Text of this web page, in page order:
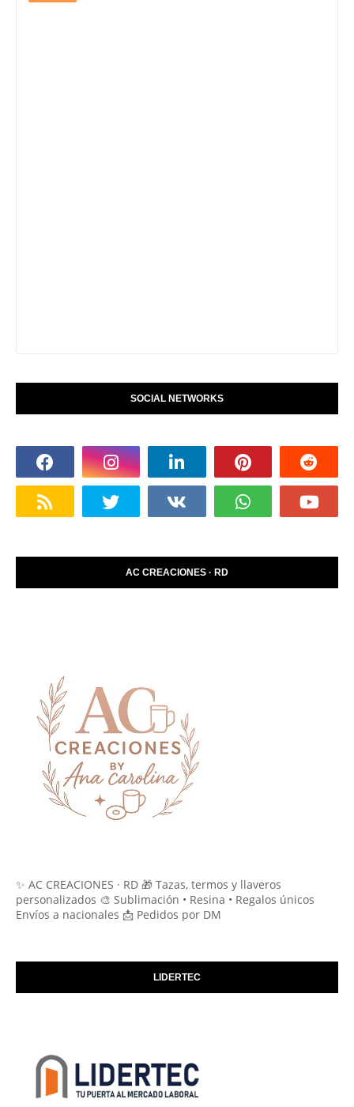
SOCIAL NETWORKS
AC CREACIONES · RD
✨ AC CREACIONES · RD 🎁 Tazas, termos y llaveros
personalizados 🎨 Sublimación • Resina • Regalos únicos
Envíos a nacionales 📩 Pedidos por DM
LIDERTEC